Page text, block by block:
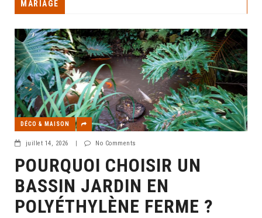
MARIAGE
DÉCO & MAISON
juillet 14, 2026 | No Comments
POURQUOI CHOISIR UN
BASSIN JARDIN EN
POLYÉTHYLÈNE FERME ?